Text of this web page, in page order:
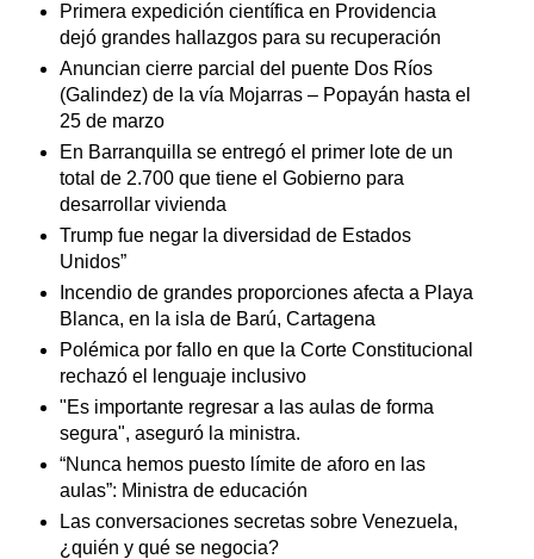
Primera expedición científica en Providencia
dejó grandes hallazgos para su recuperación
Anuncian cierre parcial del puente Dos Ríos
(Galindez) de la vía Mojarras – Popayán hasta el
25 de marzo
En Barranquilla se entregó el primer lote de un
total de 2.700 que tiene el Gobierno para
desarrollar vivienda
Trump fue negar la diversidad de Estados
Unidos”
Incendio de grandes proporciones afecta a Playa
Blanca, en la isla de Barú, Cartagena
Polémica por fallo en que la Corte Constitucional
rechazó el lenguaje inclusivo
"Es importante regresar a las aulas de forma
segura", aseguró la ministra.
“Nunca hemos puesto límite de aforo en las
aulas”: Ministra de educación
Las conversaciones secretas sobre Venezuela,
¿quién y qué se negocia?